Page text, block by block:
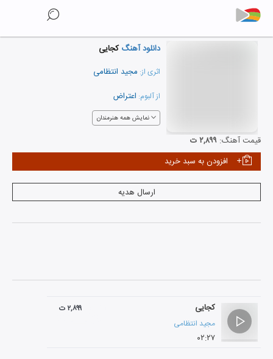
دانلود آهنگکجایی
اثری از: مجید انتظامی
از آلبوم: اعتراض
نمایش همه هنرمندان
قیمت آهنگ: ۲,۸۹۹ ت
افزودن به سبد خرید
ارسال هدیه
کجایی
مجید انتظامی
۰۲:۲۷
۲,۸۹۹ ت